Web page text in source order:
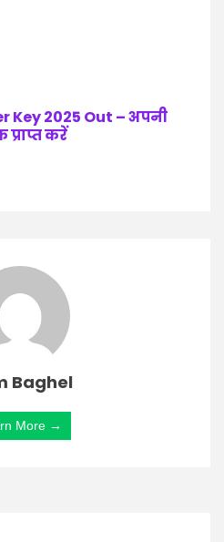
Key 2025 Out – अपनी
प्राप्त करें
Baghel
More →